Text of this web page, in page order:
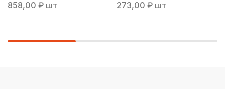
858,00 ₽ шт 273,00 ₽ шт